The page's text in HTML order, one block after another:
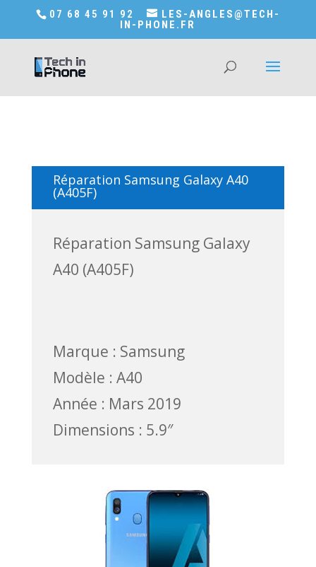
Accédez a Shop-in-tech-in-phone
07 68 45 91 92
LES-ANGLES@TECH-
IN-PHONE.FR
Réparation Samsung Galaxy A40
(A405F)
Réparation Samsung Galaxy
A40 (A405F)
Marque : Samsung
Modèle : A40
Année : Mars 2019
Dimensions : 5.9″